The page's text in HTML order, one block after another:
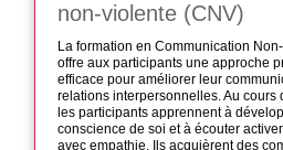
non-violente (CNV)
La formation en Communication
offre aux participants une approche
efficace pour améliorer leur
relations interpersonnelles. Au cours
les participants apprennent à
conscience de soi et à écouter
avec empathie. Ils acquièrent des